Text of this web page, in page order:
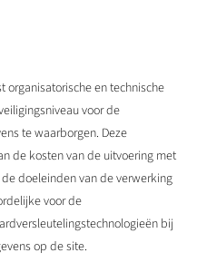
en technische
voor de
te waarborgen. Deze
de kosten van de uitvoering met
doeleinden van de verwerking
voor de
bij
op de site.